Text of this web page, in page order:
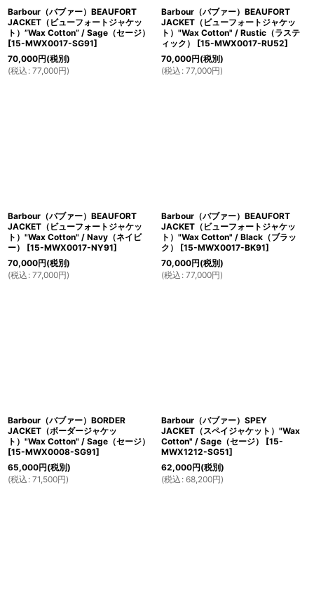
Barbour（バブァー）BEAUFORT
JACKET（ビューフォートジャケッ
ト）”Wax Cotton” / Sage（セージ）
[15-MWX0017-SG91]
70,000円(税別)
(税込 : 77,000円)
Barbour（バブァー）BEAUFORT
JACKET（ビューフォートジャケッ
ト）"Wax Cotton" / Rustic（ラステ
ィック）
[15-MWX0017-RU52]
70,000円(税別)
(税込 : 77,000円)
Barbour（バブァー）BEAUFORT
JACKET（ビューフォートジャケッ
ト）"Wax Cotton" / Navy（ネイビ
ー）
[15-MWX0017-NY91]
70,000円(税別)
(税込 : 77,000円)
Barbour（バブァー）BEAUFORT
JACKET（ビューフォートジャケッ
ト）"Wax Cotton" / Black（ブラッ
ク）
[15-MWX0017-BK91]
70,000円(税別)
(税込 : 77,000円)
Barbour（バブァー）BORDER
JACKET（ボーダージャケッ
ト）"Wax Cotton" / Sage（セージ）
[15-MWX0008-SG91]
65,000円(税別)
(税込 : 71,500円)
Barbour（バブァー）SPEY
JACKET（スペイジャケット）"Wax
Cotton" / Sage（セージ）
[15-
MWX1212-SG51]
62,000円(税別)
(税込 : 68,200円)